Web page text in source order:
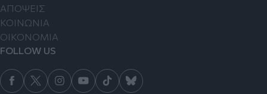
ΑΠΟΨΕΙΣ
ΚΟΙΝΩΝΙΑ
ΟΙΚΟΝΟΜΙΑ
FOLLOW US